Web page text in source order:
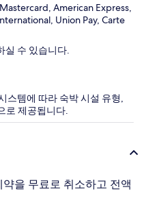
American Express,
Union Pay, Carte
실 수 있습니다.
스템에 따라 숙박 시설 유형,
로 제공됩니다.
을 무료로 취소하고 전액